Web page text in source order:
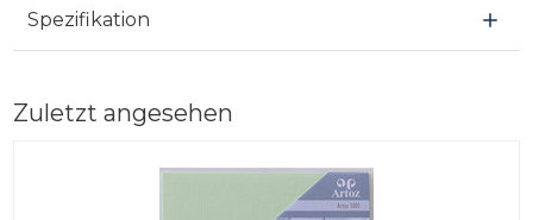
Spezifikation
Zuletzt angesehen